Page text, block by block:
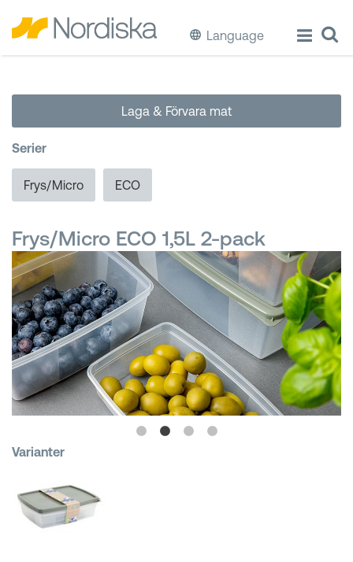
Language
Laga & Förvara mat
Diska & Städa
Förvaring
Källsortering
Hinkar & Tunnor
Kundkorgar
Laga & Förvara mat
Serier
Frys/Micro ECO
Frys/Micro ECO 1,5L 2-pack
Varianter